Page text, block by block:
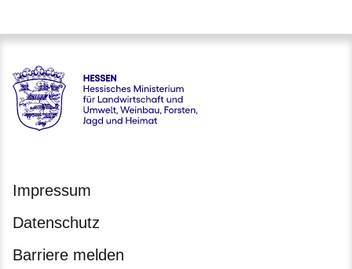
Hessen - Hessisches Ministerium für Landwirtschaft und
Impressum
Datenschutz
Barriere melden